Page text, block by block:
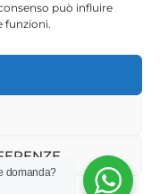
può influire
funzioni.
domanda?